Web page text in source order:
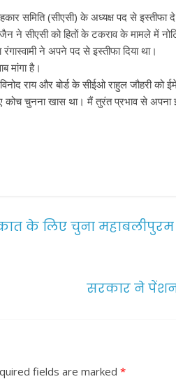
समिति (सीएसी) के अध्यक्ष पद से इस्तीफा
ने सीएसी को हितों के टकराव के मामले में
ने अपने पद से इस्तीफा दिया था।
मांगा है।
राय और बोर्ड के सीईओ राहुल जौहरी को
चुनना खास था। मैं तुरंत प्रभाव से अपना
के लिए चुना महाबलीपुरम
सरकार ने
fields are marked *